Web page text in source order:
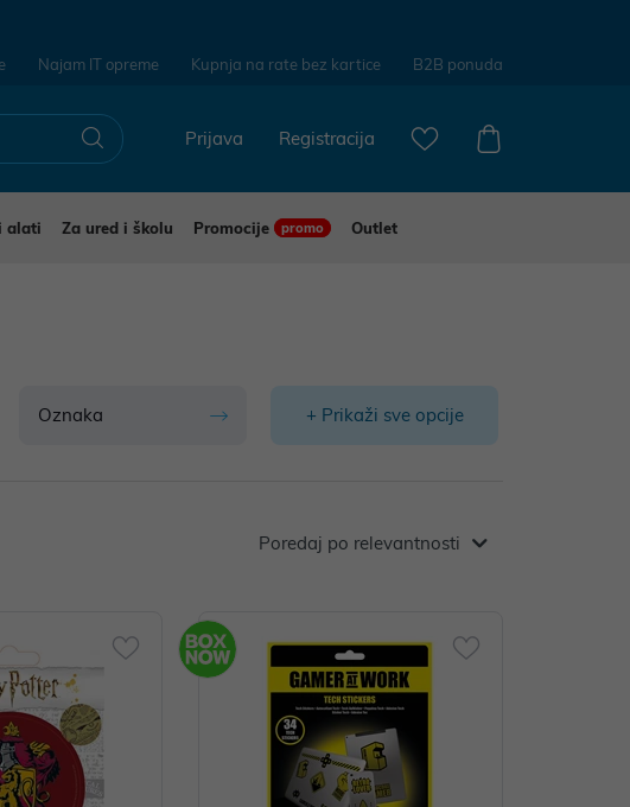
Najam IT opreme Kupnja na rate bez kartice B2B ponuda
Registracija
Prijava
alati Za ured i školu Promocije promo
Outlet
Oznaka + Prikaži sve opcije
Poredaj po relevantnosti